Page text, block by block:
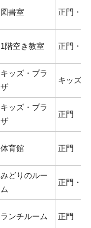
図書室 正門・西
1階空き教室 正門・西
キッズ・プラ
ザ
キッズ門
キッズ・プラ
ザ
正門
体育館 正門
みどりのルー
ム
正門・西
ランチルーム 正門